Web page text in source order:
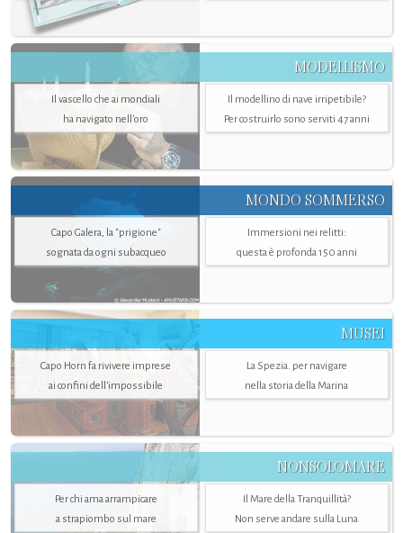
MODELLISMO
Il vascello che ai mondiali
ha navigato nell’oro
Il modellino di nave irripetibile?
Per costruirlo sono serviti 47 anni
MONDO SOMMERSO
Capo Galera, la "prigione"
sognata da ogni subacqueo
Immersioni nei relitti:
questa è profonda 150 anni
MUSEI
Capo Horn fa rivivere imprese
ai confini dell’impossibile
La Spezia. per navigare
nella storia della Marina
NONSOLOMARE
Per chi ama arrampicare
a strapiombo sul mare
Il Mare della Tranquillità?
Non serve andare sulla Luna